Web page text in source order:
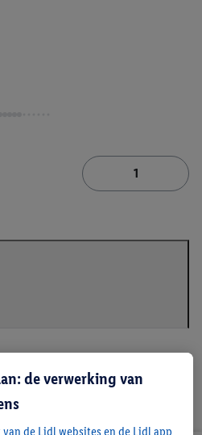
de verwerking van
de Lidl websites en de Lidl app